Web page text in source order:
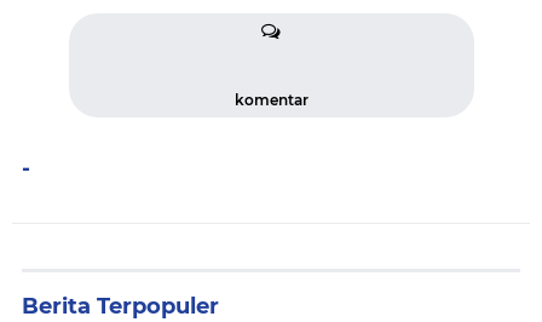
komentar
-
Berita Terpopuler